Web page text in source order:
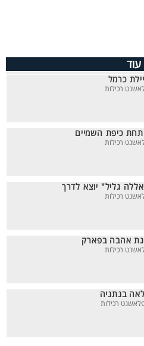
עוד
כרמל
תחת כיפת השמיים
גליל" יוצא לדרך
אהבה בפארק
בנתניה